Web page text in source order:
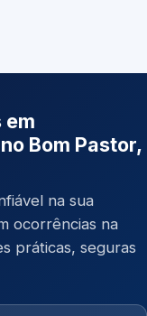
em
Bom Pastor,
na sua
ocorrências na
práticas, seguras